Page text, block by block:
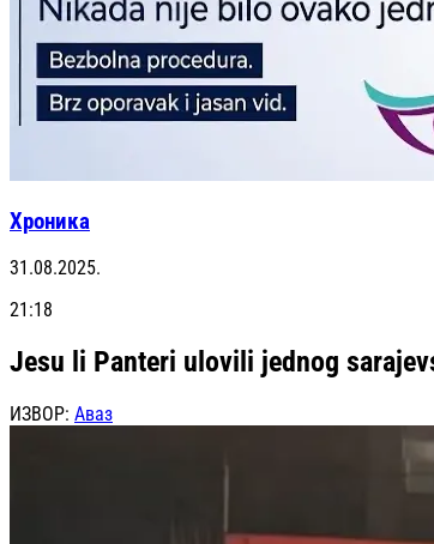
Хроника
31.08.2025.
21:18
Jesu li Panteri ulovili jednog
ИЗВОР: Аваз